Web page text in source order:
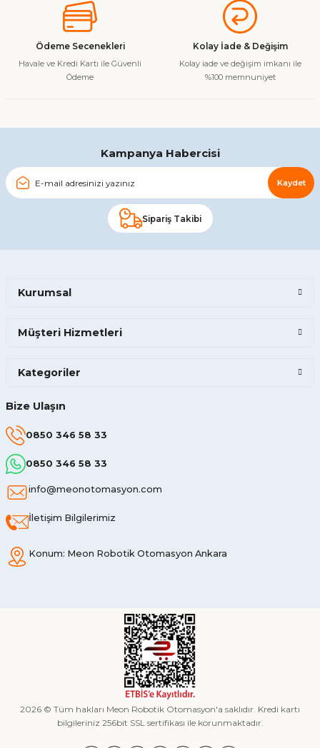
Ürün bilgilerinde hatalar bulunuyor.
Ürün fiyatı diğer sitelerden daha pahalı.
Gönder
Ödeme Secenekleri
Havale ve Kredi Kartı ile Güvenli
Ödeme
Kolay İade & Değişim
Kolay iade ve değişim imkanı ile
%100 memnuniyet
Kampanya Habercisi
Kaydet
Sipariş Takibi
Bize Ulaşın
0850 346 58 33
0850 346 58 33
info@meonotomasyon.com
İletişim Bilgilerimiz
Konum: Meon Robotik Otomasyon Ankara
Kurumsal
Müşteri Hizmetleri
Kategoriler
2026 © Tüm hakları Meon Robotik Otomasyon'a saklıdır. Kredi kartı
bilgileriniz 256bit SSL sertifikası ile korunmaktadır.